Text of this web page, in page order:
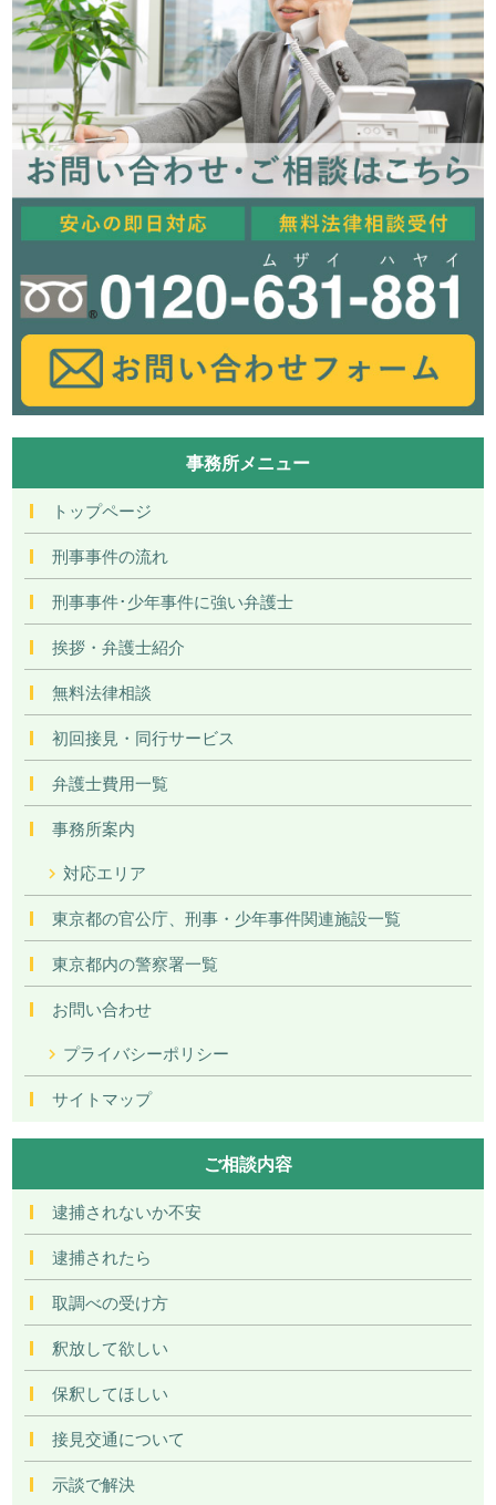
事務所メニュー
トップページ
刑事事件の流れ
刑事事件･少年事件に強い弁護士
挨拶・弁護士紹介
無料法律相談
初回接見・同行サービス
弁護士費用一覧
事務所案内
対応エリア
東京都の官公庁、刑事・少年事件関連施設一覧
東京都内の警察署一覧
お問い合わせ
プライバシーポリシー
サイトマップ
ご相談内容
逮捕されないか不安
逮捕されたら
取調べの受け方
釈放して欲しい
保釈してほしい
接見交通について
示談で解決